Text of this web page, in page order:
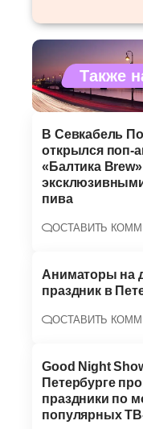
Также
В Севкабель
открылся поп-
«Балтика
пива
ОСТАВИТЬ
Аниматоры на
праздник в
ОСТАВИТЬ
Good Night
Петербурге
праздники по
популярных